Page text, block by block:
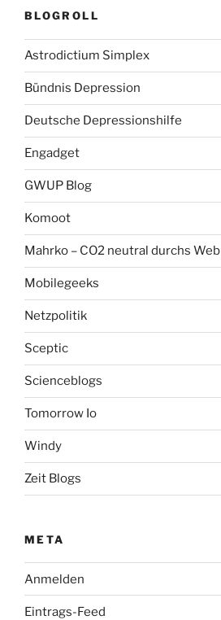
BLOGROLL
Astrodictium Simplex
Bündnis Depression
Deutsche Depressionshilfe
Engadget
GWUP Blog
Komoot
Mahrko – CO2 neutral durchs Web
Mobilegeeks
Netzpolitik
Sceptic
Scienceblogs
Tomorrow Io
Windy
Zeit Blogs
META
Anmelden
Eintrags-Feed